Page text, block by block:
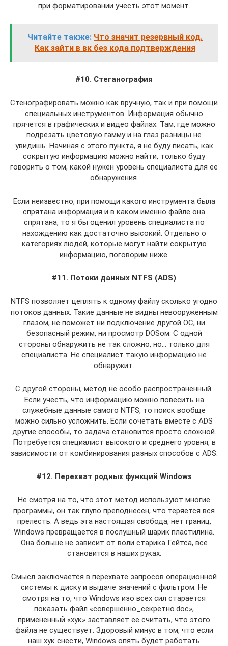
при форматировании учесть этот момент.
Читайте также: Что значит резервный код.
Как зайти в вк без кода подтверждения
#10. Стеганография
Стенографировать можно как вручную, так и при помощи
специальных инструментов. Информация обычно
прячется в графических и видео файлах. Там, где можно
подрезать цветовую гамму и на глаз разницы не
увидишь. Начиная с этого пункта, я не буду писать, как
сокрытую информацию можно найти, только буду
говорить о том, какой нужен уровень специалиста для ее
обнаружения.
Если неизвестно, при помощи какого инструмента была
спрятана информация и в каком именно файле она
спрятана, то я бы оценил уровень специалиста по
нахождению как достаточно высокий. Отдельно о
категориях людей, которые могут найти сокрытую
информацию, поговорим ниже.
#11. Потоки данных NTFS (ADS)
NTFS позволяет цеплять к одному файлу сколько угодно
потоков данных. Такие данные не видны невооруженным
глазом, не поможет ни подключение другой ОС, ни
безопасный режим, ни просмотр DOSом. С одной
стороны обнаружить не так сложно, но… только для
специалиста. Не специалист такую информацию не
обнаружит.
С другой стороны, метод не особо распространенный.
Если учесть, что информацию можно повесить на
служебные данные самого NTFS, то поиск вообще
можно сильно усложнить. Если сочетать вместе с ADS
другие способы, то задача становится просто сложной.
Потребуется специалист высокого и среднего уровня, в
зависимости от комбинирования разных способов с ADS.
#12. Перехват родных функций Windows
Не смотря на то, что этот метод используют многие
программы, он так глупо преподнесен, что теряется вся
прелесть. А ведь эта настоящая свобода, нет границ,
Windows превращается в послушный шарик пластилина.
Она больше не зависит от воли старика Гейтса, все
становится в наших руках.
Смысл заключается в перехвате запросов операционной
системы к диску и выдаче значений с фильтром. Не
смотря на то, что Windows изо всех сил старается
показать файл «совершенно_секретно.doc»,
примененный «хук» заставляет ее считать, что этого
файла не существует. Здоровый минус в том, что если
наш хук снести, Windows опять будет работать